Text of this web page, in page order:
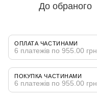
До обраного
ОПЛАТА ЧАСТИНАМИ
6 платежів по 955.00 грн
ПОКУПКА ЧАСТИНАМИ
6 платежів по 955.00 грн